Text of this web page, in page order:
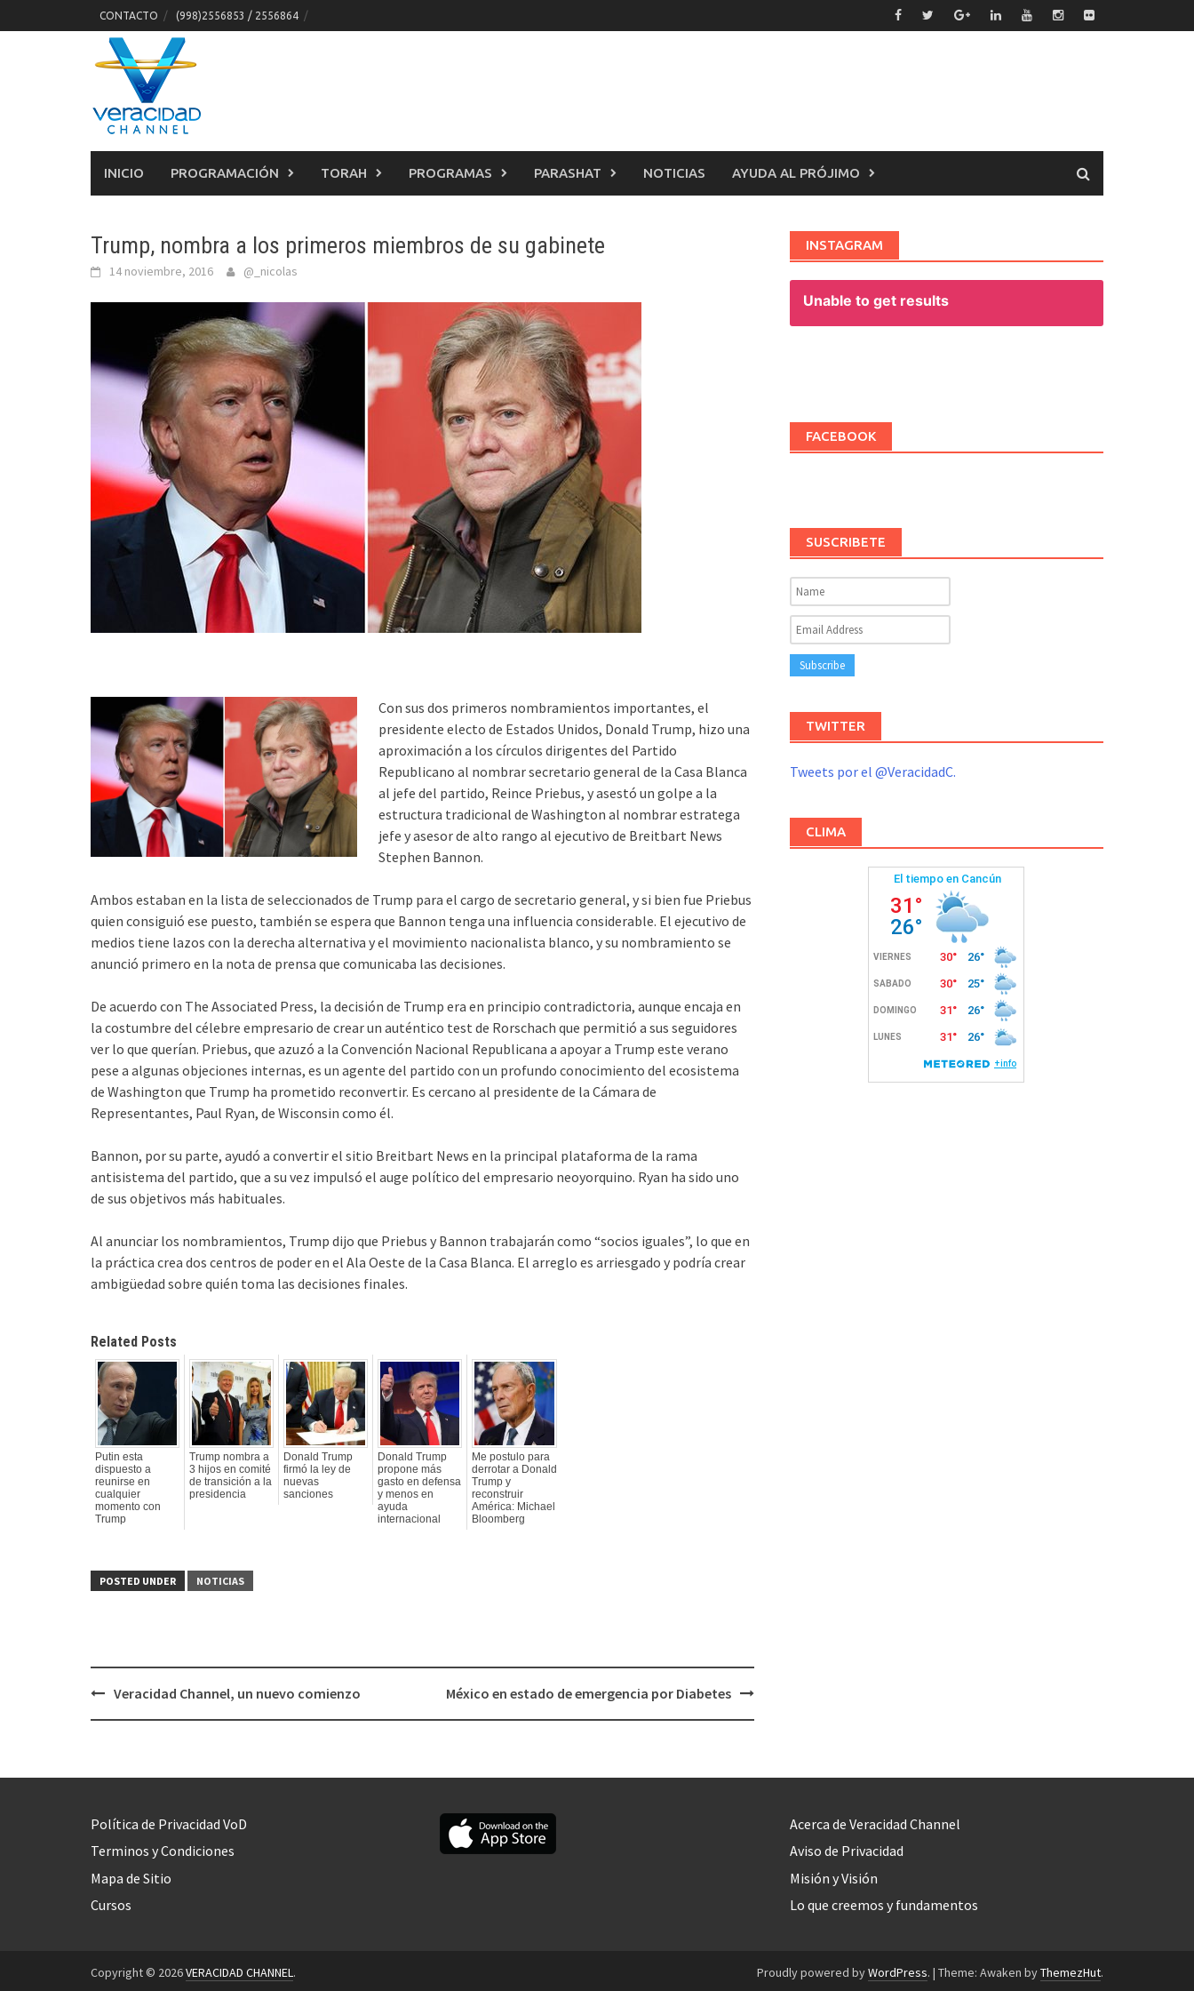
to
CONTACTO (998)2556853 / 2556864
INICIO PROGRAMACIÓN TORAH PROGRAMAS PARASHAT NOTICIAS AYUDA AL PRÓJIMO
Trump, nombra a los primeros miembros de su gabinete
14 noviembre, 2016 @_nicolas
Con sus dos primeros nombramientos importantes, el
presidente electo de Estados Unidos, Donald Trump, hizo una
aproximación a los círculos dirigentes del Partido
Republicano al nombrar secretario general de la Casa Blanca
al jefe del partido, Reince Priebus, y asestó un golpe a la
estructura tradicional de Washington al nombrar estratega
jefe y asesor de alto rango al ejecutivo de Breitbart News
Stephen Bannon.
Ambos estaban en la lista de seleccionados de Trump para el cargo de secretario general, y si bien fue Priebus
quien consiguió ese puesto, también se espera que Bannon tenga una influencia considerable. El ejecutivo de
medios tiene lazos con la derecha alternativa y el movimiento nacionalista blanco, y su nombramiento se
anunció primero en la nota de prensa que comunicaba las decisiones.
De acuerdo con The Associated Press, la decisión de Trump era en principio contradictoria, aunque encaja en
la costumbre del célebre empresario de crear un auténtico test de Rorschach que permitió a sus seguidores
ver lo que querían. Priebus, que azuzó a la Convención Nacional Republicana a apoyar a Trump este verano
pese a algunas objeciones internas, es un agente del partido con un profundo conocimiento del ecosistema
de Washington que Trump ha prometido reconvertir. Es cercano al presidente de la Cámara de
Representantes, Paul Ryan, de Wisconsin como él.
Bannon, por su parte, ayudó a convertir el sitio Breitbart News en la principal plataforma de la rama
antisistema del partido, que a su vez impulsó el auge político del empresario neoyorquino. Ryan ha sido uno
de sus objetivos más habituales.
Al anunciar los nombramientos, Trump dijo que Priebus y Bannon trabajarán como “socios iguales”, lo que en
la práctica crea dos centros de poder en el Ala Oeste de la Casa Blanca. El arreglo es arriesgado y podría crear
ambigüedad sobre quién toma las decisiones finales.
Related Posts
Putin esta
dispuesto a
reunirse en
cualquier
momento con
Trump
Trump nombra a
3 hijos en comité
de transición a la
presidencia
Donald Trump
firmó la ley de
nuevas
sanciones
Donald Trump
propone más
gasto en defensa
y menos en
ayuda
internacional
Me postulo para
derrotar a Donald
Trump y
reconstruir
América: Michael
Bloomberg
POSTED UNDER NOTICIAS
Veracidad Channel, un nuevo comienzo México en estado de emergencia por Diabetes
INSTAGRAM
Unable to get results
FACEBOOK
SUSCRIBETE
TWITTER
Tweets por el @VeracidadC.
CLIMA
Política de Privacidad VoD
Terminos y Condiciones
Mapa de Sitio
Cursos
Acerca de Veracidad Channel
Aviso de Privacidad
Misión y Visión
Lo que creemos y fundamentos
Copyright © 2026VERACIDAD CHANNEL. Proudly powered byWordPress. | Theme: Awaken byThemezHut.